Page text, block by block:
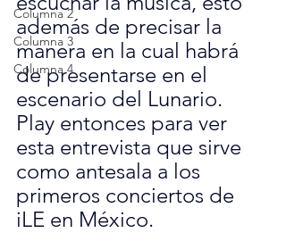
Columna 2
Columna 3
Columna 4
además de precisar la
manera en la cual habrá
de presentarse en el
escenario del Lunario.
Play entonces para ver
esta entrevista que sirve
como antesala a los
primeros conciertos de
iLE en México.